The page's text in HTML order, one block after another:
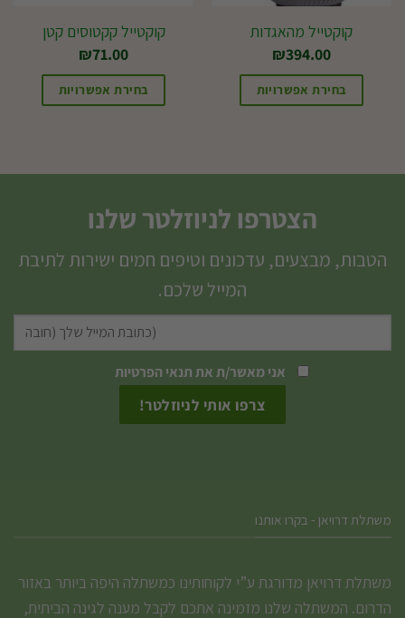
קוקטייל מהאגדות
₪394.00
בחירת אפשרויות
קוקטייל קקטוסים קטן
₪71.00
בחירת אפשרויות
הצטרפו לניוזלטר שלנו
הטבות, מבצעים, עדכונים וטיפים חמים ישירות לתיבת
המייל שלכם.
אני מאשר/ת אתתנאי הפרטיות
משתלת דרויאן - בקרו אותנו
משתלת דרויאן מדורגת ע”י לקוחותינו כמשתלה היפה ביותר באזור
הדרום. המשתלה שלנו מזמינה אתכם לקבל מענה לגינה הביתית,